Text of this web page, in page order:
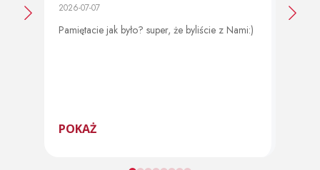
2026-07-07
Pamiętacie jak było? super, że byliście z Nami:)
POKAŻ
2026-